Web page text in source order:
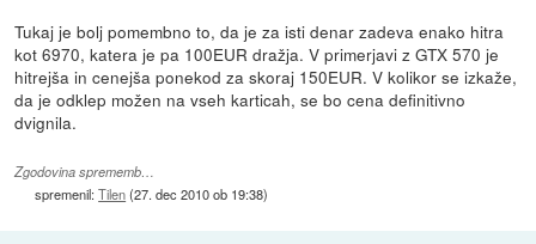
Tukaj je bolj pomembno to, da je za isti denar zadeva enako hitra
kot 6970, katera je pa 100EUR dražja. V primerjavi z GTX 570 je
hitrejša in cenejša ponekod za skoraj 150EUR. V kolikor se izkaže,
da je odklep možen na vseh karticah, se bo cena definitivno
dvignila.
Zgodovina sprememb…
spremenil:Tilen(27. dec 2010 ob 19:38)